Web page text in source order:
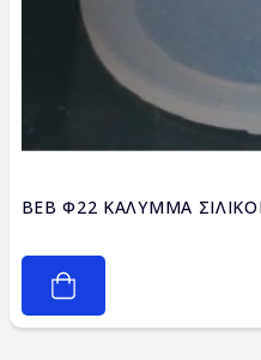
BEB Φ22 ΚΑΛΥΜΜΑ